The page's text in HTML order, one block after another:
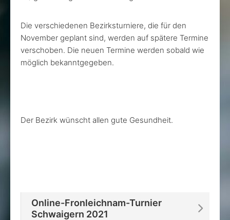
Die verschiedenen Bezirksturniere, die für den
November geplant sind, werden auf spätere Termine
verschoben. Die neuen Termine werden sobald wie
möglich bekanntgegeben.
Der Bezirk wünscht allen gute Gesundheit.
Online-Fronleichnam-Turnier
Schwaigern 2021